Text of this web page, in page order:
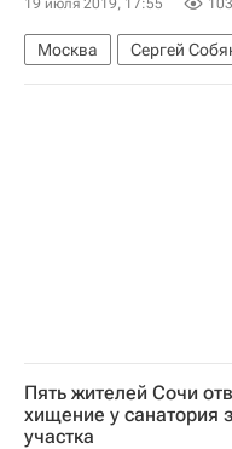
19 июля 2019, 17:55
Москва Сергей
Инфраструктура
Пять жителей Сочи
хищение у санатория
участка